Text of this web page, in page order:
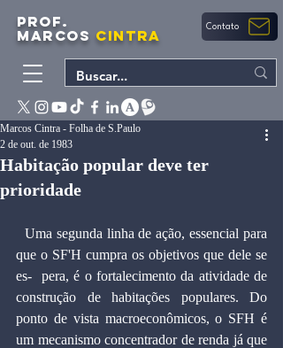
PROF.
MARCOS CINTRA Contato
Habitação popular deve ter
prioridade
Marcos Cintra - Folha de S.Paulo
2 de out. de 1983
que o SF'H cumpra os objetivos que dele se
es-  pera, é o fortalecimento da atividade de
construção de habitações populares. Do
ponto de vista macroeconômicos, o SFH é
um mecanismo concentrador de renda já que